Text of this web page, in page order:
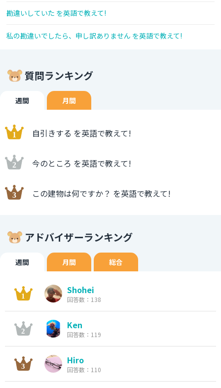
勘違いしていた を英語で教えて!
私の勘違いでしたら、申し訳ありません を英語で教えて!
質問ランキング
週間 月間
自引きする を英語で教えて!
今のところ を英語で教えて!
この建物は何ですか？ を英語で教えて!
アドバイザーランキング
週間 月間 総合
Shohei
回答数：138
Ken
回答数：119
Hiro
回答数：110